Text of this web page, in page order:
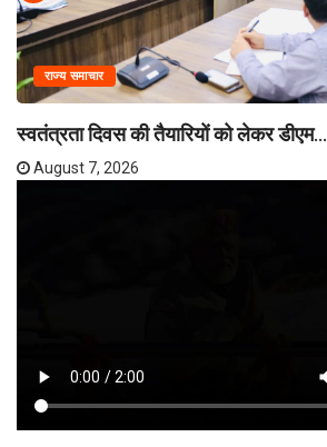
राज्य समाचार
स्वतंत्रता दिवस की तैयारियों को लेकर डीएम...
August 7, 2026